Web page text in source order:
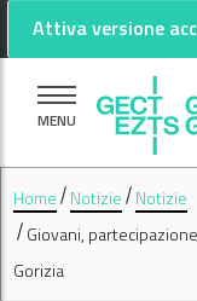
Vai al contenuto
Vai al footer
Attiva versione
MENU
Home Notizie
Notizie
Giovani,
Gorizia